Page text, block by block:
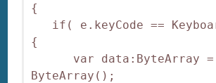
{
if( e.keyCode ==
{
var data:ByteArray =
ByteArray();